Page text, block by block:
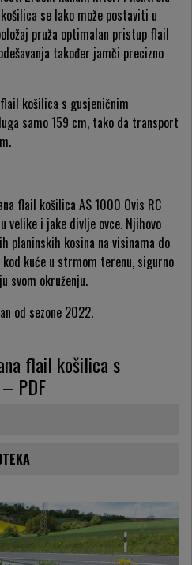
se lako može postaviti u
pruža optimalan pristup flail
također jamči precizno
košilica s gusjeničnim
samo 159 cm, tako da transport
flail košilica AS 1000 Ovis RC
velike i jake divlje ovce. Njihovo
planinskih kosina na visinama do
kuće u strmom terenu, sigurno
svom okruženju.
od sezone 2022.
flail košilica s
PDF